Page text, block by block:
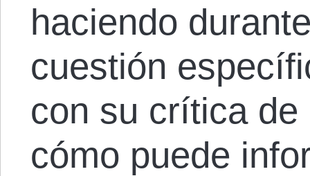
haciendo
cuestión
con su crítica
cómo puede